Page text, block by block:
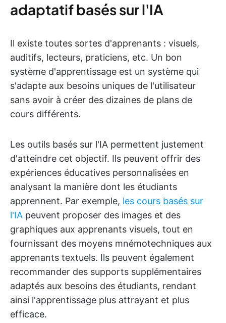
adaptatif basés sur l'IA
Il existe toutes sortes d'apprenants : visuels,
auditifs, lecteurs, praticiens, etc. Un bon
système d'apprentissage est un système qui
s'adapte aux besoins uniques de l'utilisateur
sans avoir à créer des dizaines de plans de
cours différents.
Les outils basés sur l'IA permettent justement
d'atteindre cet objectif. Ils peuvent offrir des
expériences éducatives personnalisées en
analysant la manière dont les étudiants
apprennent. Par exemple, les cours basés sur
l'IA peuvent proposer des images et des
graphiques aux apprenants visuels, tout en
fournissant des moyens mnémotechniques aux
apprenants textuels. Ils peuvent également
recommander des supports supplémentaires
adaptés aux besoins des étudiants, rendant
ainsi l'apprentissage plus attrayant et plus
efficace.